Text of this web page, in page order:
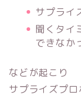
サプライ
聞くタイ
できなか
などが起こり
サプライズプロ